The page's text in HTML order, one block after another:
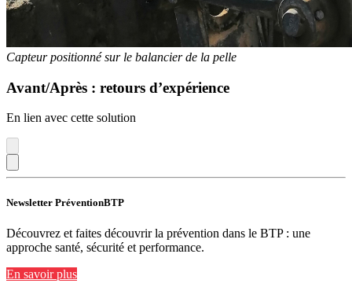
Capteur positionné sur le balancier de la pelle
Avant/Après : retours d’expérience
En lien avec cette solution
Newsletter PréventionBTP
Découvrez et faites découvrir la prévention dans le BTP : une
approche santé, sécurité et performance.
En savoir plus